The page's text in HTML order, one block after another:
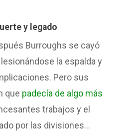
y legado
Burroughs se cayó
la espalda y
Pero sus
que padecía de algo más
trabajos y el
por las divisiones…